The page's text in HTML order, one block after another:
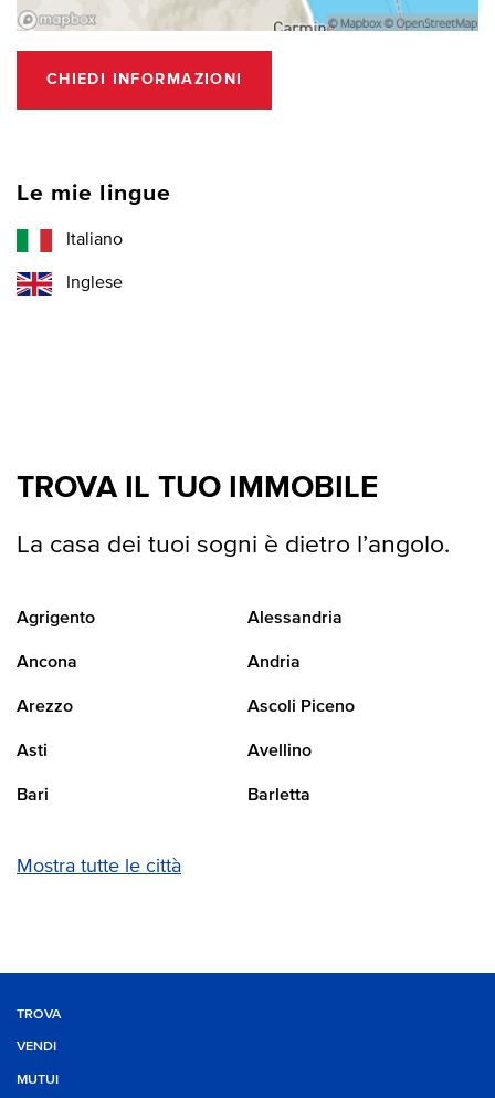
CHIEDI INFORMAZIONI
Le mie lingue
Italiano
Inglese
TROVA IL TUO IMMOBILE
La casa dei tuoi sogni è dietro l’angolo.
Agrigento Alessandria
Ancona Andria
Arezzo Ascoli Piceno
Asti Avellino
Bari Barletta
Mostra tutte le città
TROVA
VENDI
MUTUI